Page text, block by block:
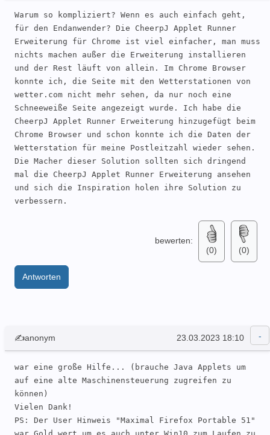
Warum so kompliziert? Wenn es auch einfach geht,
für den Endanwender? Die CheerpJ Applet Runner
Erweiterung für Chrome ist viel einfacher, man muss
nichts machen außer die Erweiterung installieren
und der Rest läuft von allein. Im Chrome Browser
konnte ich, die Seite mit den Wetterstationen von
wetter.com nicht mehr sehen, da nur noch eine
Schneeweiße Seite angezeigt wurde. Ich habe die
CheerpJ Applet Runner Erweiterung hinzugefügt beim
Chrome Browser und schon konnte ich die Daten der
Wetterstation für meine Postleitzahl wieder sehen.
Die Macher dieser Solution sollten sich dringend
mal die CheerpJ Applet Runner Erweiterung ansehen
und sich die Inspiration holen ihre Solution zu
verbessern.
bewerten:
(0)
(0)
Antworten
✍anonym 23.03.2023 18:10
war eine große Hilfe... (brauche Java Applets um
auf eine alte Maschinensteuerung zugreifen zu
können)
Vielen Dank!
PS: Der User Hinweis "Maximal Firefox Portable 51"